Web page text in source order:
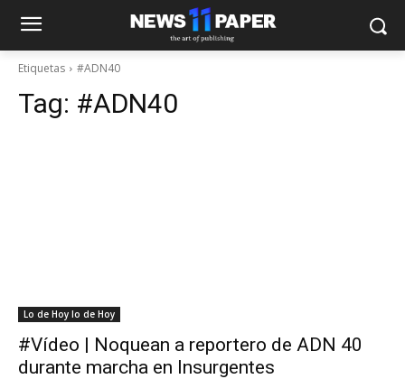
Etiquetas #ADN40
Tag: #ADN40
Lo de Hoy lo de Hoy
#Vídeo | Noquean a reportero de ADN 40
durante marcha en Insurgentes